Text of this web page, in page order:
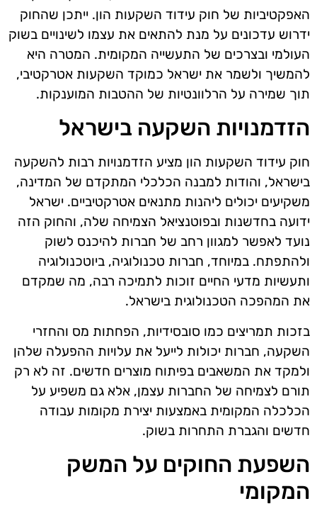
האפקטיביות של חוק עידוד השקעות הון. ייתכן שהחוק
ידרוש עדכונים על מנת להתאים את עצמו לשינויים בשוק
העולמי ובצרכים של התעשייה המקומית. המטרה היא
להמשיך ולשמר את ישראל כמוקד השקעות אטרקטיבי,
תוך שמירה על הרלוונטיות של ההטבות המוענקות.
הזדמנויות השקעה בישראל
חוק עידוד השקעות הון מציע הזדמנויות רבות להשקעה
בישראל, והודות למבנה הכלכלי המתקדם של המדינה,
משקיעים יכולים ליהנות מתנאים אטרקטיביים. ישראל
ידועה בחדשנות ובפוטנציאל הצמיחה שלה, והחוק הזה
נועד לאפשר למגוון רחב של חברות להיכנס לשוק
ולהתפתח. במיוחד, חברות טכנולוגיה, ביוטכנולוגיה
ותעשיות מדעי החיים זוכות לתמיכה רבה, מה שמקדם
את המהפכה הטכנולוגית בישראל.
בזכות תמריצים כמו סובסידיות, הפחתות מס והחזרי
השקעה, חברות יכולות לייעל את עלויות ההפעלה שלהן
ולמקד את המשאבים בפיתוח מוצרים חדשים. זה לא רק
תורם לצמיחה של החברות עצמן, אלא גם משפיע על
הכלכלה המקומית באמצעות יצירת מקומות עבודה
חדשים והגברת התחרות בשוק.
השפעת החוקים על המשק
המקומי